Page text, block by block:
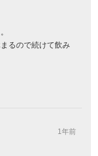
るので続けて飲み
1年前